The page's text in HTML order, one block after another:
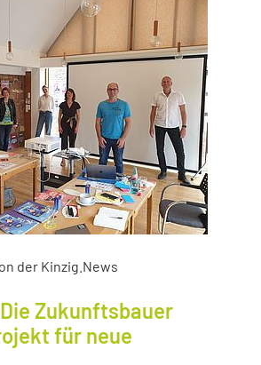
der Kinzig.News
Zukunftsbauer
für neue